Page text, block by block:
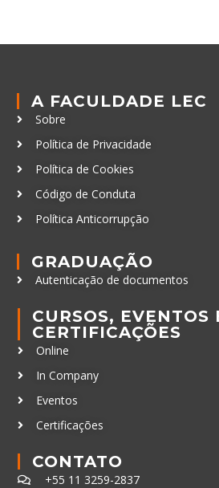
A FACULDADE LEC
Sobre
Política de Privacidade
Política de Cookies
Código de Conduta
Política Anticorrupção
GRADUAÇÃO
Autenticação de documentos
CURSOS, EVENTOS
CERTIFICAÇÕES
Online
In Company
Eventos
Certificações
CONTATO
+55 11 3259-2837